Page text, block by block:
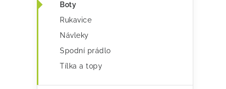
Boty
Rukavice
Návleky
Spodní prádlo
Tílka a topy